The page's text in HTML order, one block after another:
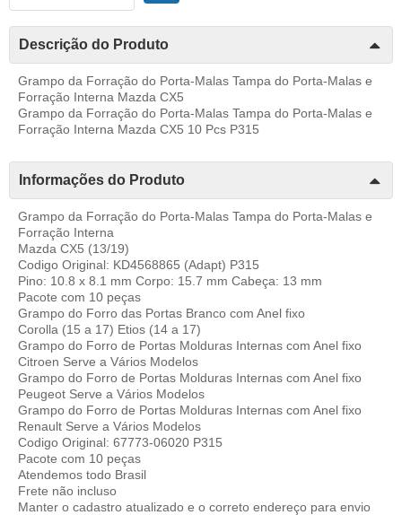
Descrição do Produto
Grampo da Forração do Porta-Malas Tampa do Porta-Malas e
Forração Interna Mazda CX5
Grampo da Forração do Porta-Malas Tampa do Porta-Malas e
Forração Interna Mazda CX5 10 Pcs P315
Informações do Produto
Grampo da Forração do Porta-Malas Tampa do Porta-Malas e
Forração Interna
Mazda CX5 (13/19)
Codigo Original: KD4568865 (Adapt) P315
Pino: 10.8 x 8.1 mm Corpo: 15.7 mm Cabeça: 13 mm
Pacote com 10 peças
Grampo do Forro das Portas Branco com Anel fixo
Corolla (15 a 17) Etios (14 a 17)
Grampo do Forro de Portas Molduras Internas com Anel fixo
Citroen Serve a Vários Modelos
Grampo do Forro de Portas Molduras Internas com Anel fixo
Peugeot Serve a Vários Modelos
Grampo do Forro de Portas Molduras Internas com Anel fixo
Renault Serve a Vários Modelos
Codigo Original: 67773-06020 P315
Pacote com 10 peças
Atendemos todo Brasil
Frete não incluso
Manter o cadastro atualizado e o correto endereço para envio